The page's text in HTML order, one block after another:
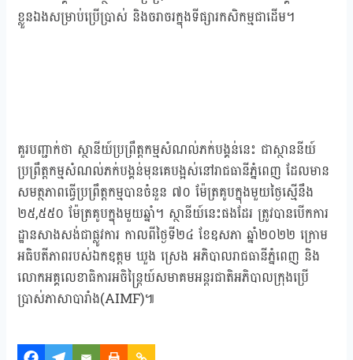
ខ្លួនឯងសម្រាប់ប្រើប្រាស់ និងចរាចរក្នុងទីផ្សារកសិកម្មជាដើម។
គួរបញ្ជាក់ថា ស្ថានីយ៍ប្រព្រឹត្តកម្មសំណល់ភក់បង្គន់នេះ ជាស្ថាននីយ៍
ប្រព្រឹត្តកម្មសំណល់ភក់បង្គន់មុនគេបង្អស់នៅរាជធានីភ្នំពេញ ដែលមាន
សមត្ថភាពធ្វើប្រព្រឹត្តកម្មបានចំនួន ៧០ ម៉ែត្រគូបក្នុងមួយថ្ងៃស្មើនឹង
២៥,៥៥០ ម៉ែត្រគូបក្នុងមួយឆ្នាំ។ ស្ថានីយ៍នេះផងដែរ ត្រូវបានបើកការ
ដ្ឋានសាងសង់ជាផ្លូវការ កាលពីថ្ងៃទី២៤ ខែឧសភា ឆ្នាំ២០២២ ក្រោម
អធិបតីភាពរបស់ឯកឧត្តម ឃួង ស្រេង អភិបាលរាជធានីភ្នំពេញ និង
លោកអគ្គលេខាធិការអចិន្ត្រៃយ៍សមាគមអន្តរជាតិអភិបាលក្រុងប្រើ
ប្រាស់ភាសាបារាំង(AIMF)៕